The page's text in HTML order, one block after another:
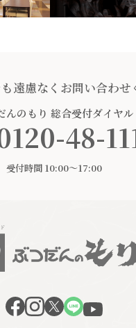
遠慮なくお問い合わせ
んのもり 総合受付ダイヤル
48-
受付時間 10:00〜17:00